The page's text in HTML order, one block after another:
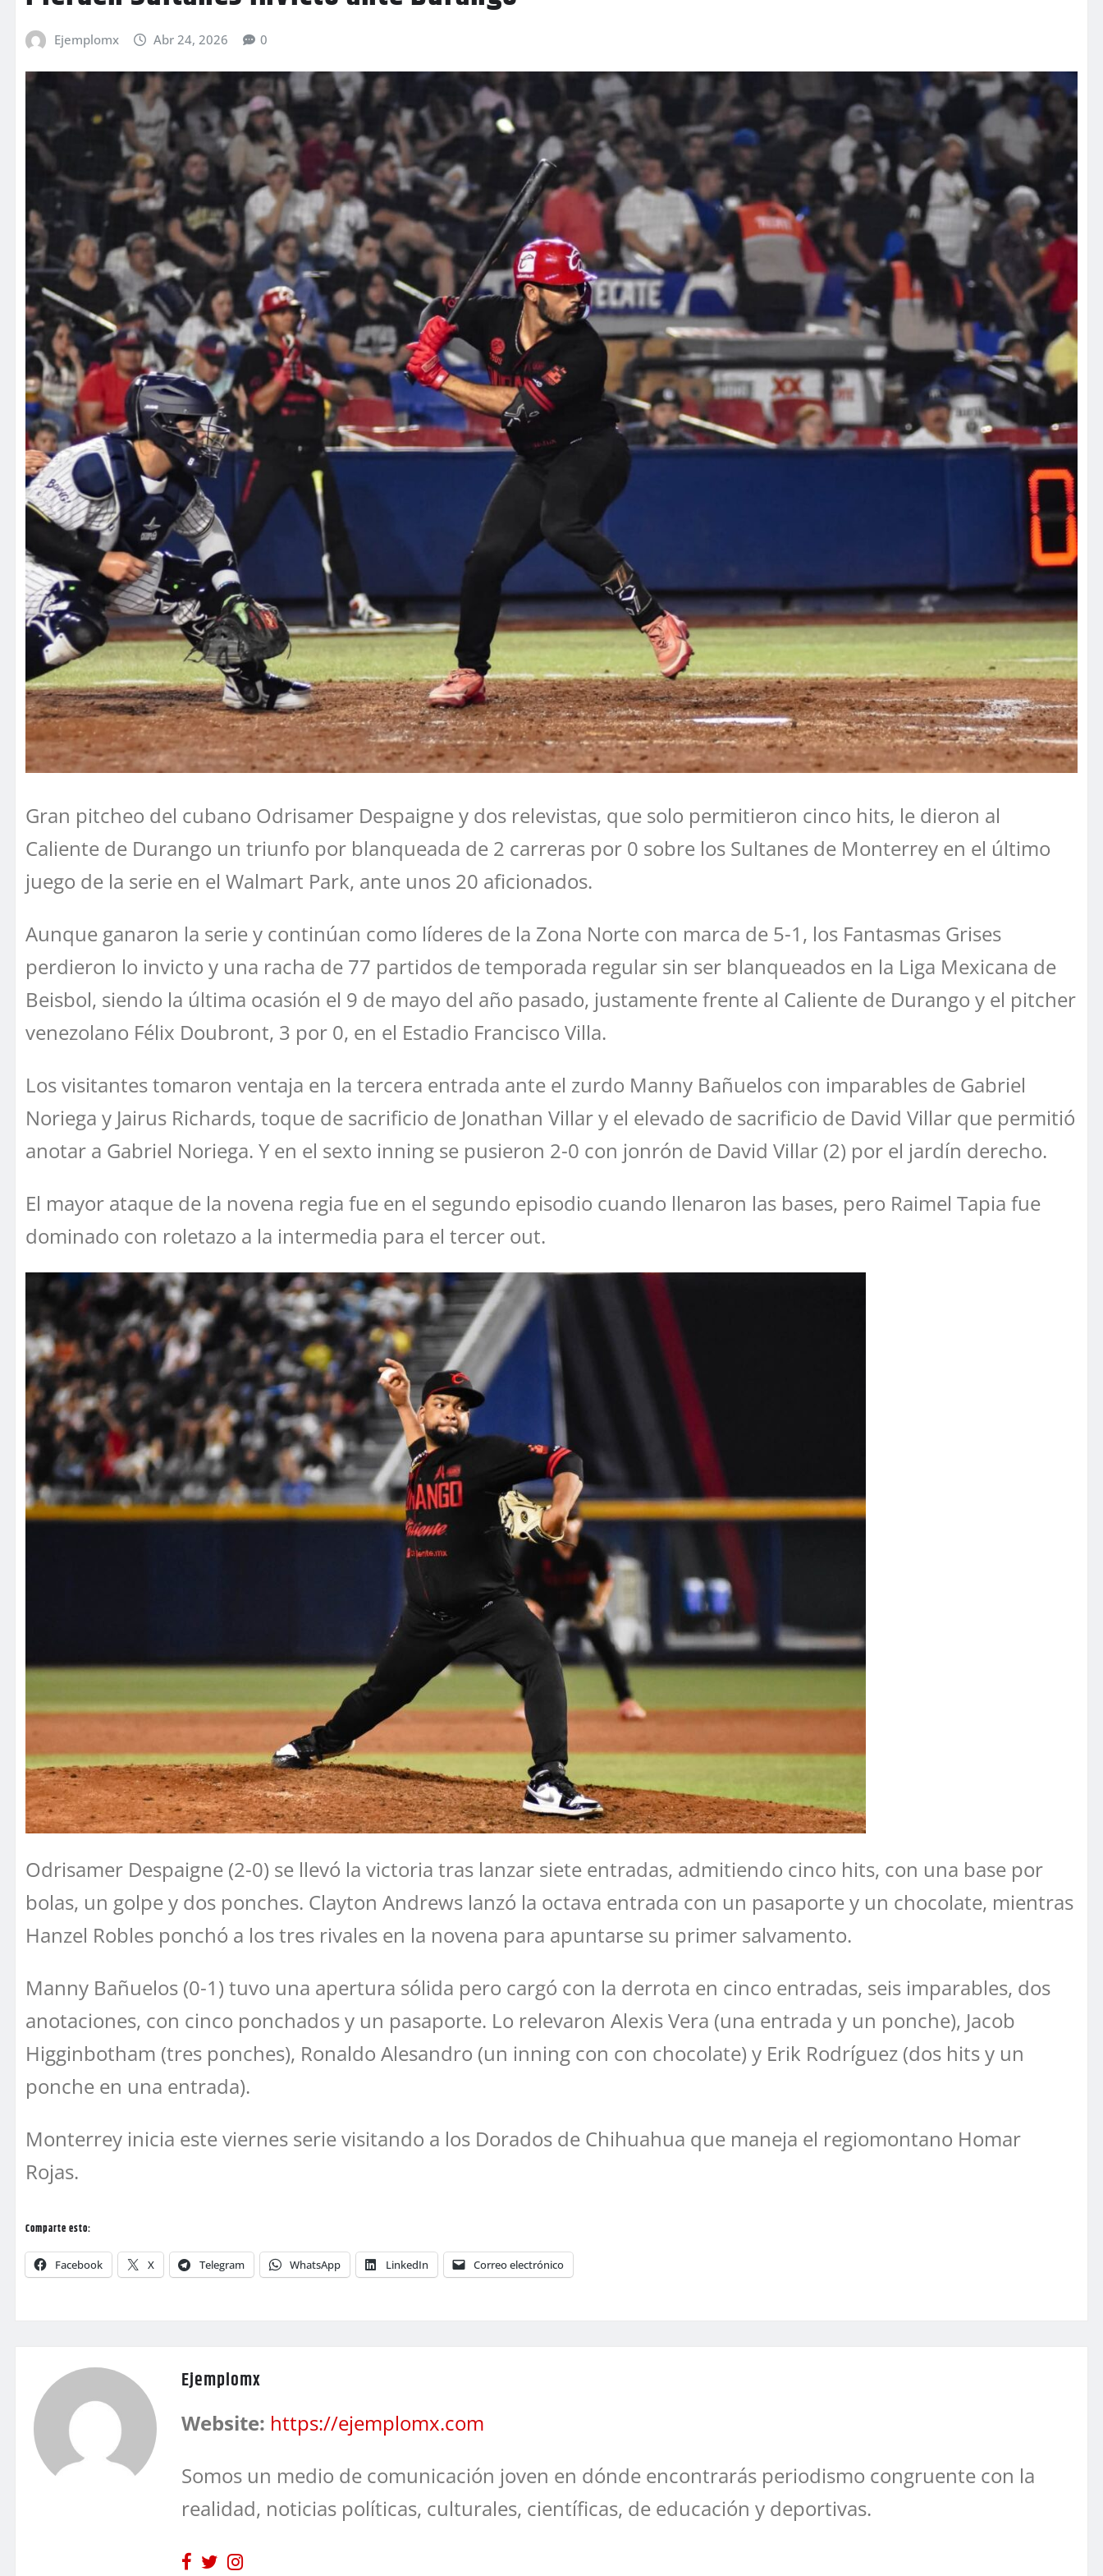
Ejemplomx Abr 24, 2026 0
Gran pitcheo del cubano Odrisamer Despaigne y dos relevistas, que solo permitieron cinco hits, le dieron al
Caliente de Durango un triunfo por blanqueada de 2 carreras por 0 sobre los Sultanes de Monterrey en el último
juego de la serie en el Walmart Park, ante unos 20 aficionados.
Aunque ganaron la serie y continúan como líderes de la Zona Norte con marca de 5-1, los Fantasmas Grises
perdieron lo invicto y una racha de 77 partidos de temporada regular sin ser blanqueados en la Liga Mexicana de
Beisbol, siendo la última ocasión el 9 de mayo del año pasado, justamente frente al Caliente de Durango y el pitcher
venezolano Félix Doubront, 3 por 0, en el Estadio Francisco Villa.
Los visitantes tomaron ventaja en la tercera entrada ante el zurdo Manny Bañuelos con imparables de Gabriel
Noriega y Jairus Richards, toque de sacrificio de Jonathan Villar y el elevado de sacrificio de David Villar que permitió
anotar a Gabriel Noriega. Y en el sexto inning se pusieron 2-0 con jonrón de David Villar (2) por el jardín derecho.
El mayor ataque de la novena regia fue en el segundo episodio cuando llenaron las bases, pero Raimel Tapia fue
dominado con roletazo a la intermedia para el tercer out.
Odrisamer Despaigne (2-0) se llevó la victoria tras lanzar siete entradas, admitiendo cinco hits, con una base por
bolas, un golpe y dos ponches. Clayton Andrews lanzó la octava entrada con un pasaporte y un chocolate, mientras
Hanzel Robles ponchó a los tres rivales en la novena para apuntarse su primer salvamento.
Manny Bañuelos (0-1) tuvo una apertura sólida pero cargó con la derrota en cinco entradas, seis imparables, dos
anotaciones, con cinco ponchados y un pasaporte. Lo relevaron Alexis Vera (una entrada y un ponche), Jacob
Higginbotham (tres ponches), Ronaldo Alesandro (un inning con con chocolate) y Erik Rodríguez (dos hits y un
ponche en una entrada).
Monterrey inicia este viernes serie visitando a los Dorados de Chihuahua que maneja el regiomontano Homar
Rojas.
Comparte esto:
Facebook X Telegram WhatsApp LinkedIn Correo electrónico
Ejemplomx
Website: https://ejemplomx.com
Somos un medio de comunicación joven en dónde encontrarás periodismo congruente con la
realidad, noticias políticas, culturales, científicas, de educación y deportivas.